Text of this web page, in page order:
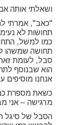
ושאלתי אותה
"כאב", אמרתי
תחושות לא
כמו למשל,
תחושה שמשהו
סבל, לעומת
הוא שבנוסף
אנחנו מוסיפים
כשאת מספרת
מרגישה – אני
הסבל של סיגל